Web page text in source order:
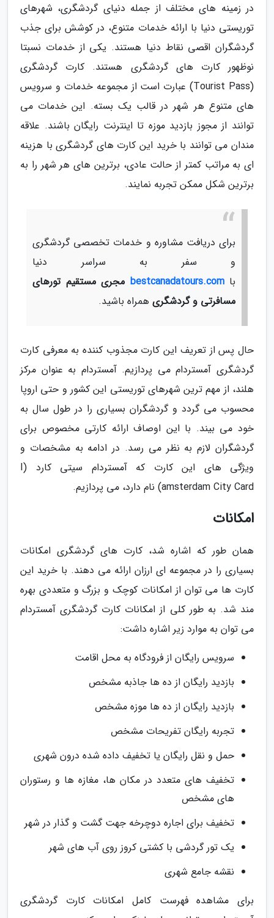
در زمینه های مختلف از جمله دنیای گردشگری، شهرهای
توریستی دنیا با ارائه خدمات متنوع، در کوشش برای جذب
گردشگران اقصی نقاط دنیا هستند. یکی از خدمات نسبتا
نوظهور کارت های گردشگری هستند. کارت گردشگری
(Tourist Pass) عبارت است از مجموعه خدمات و سرویس
های متنوع هر شهر در قالب یک بسته. این خدمات می
توانند از مجوز بازدید موزه تا اینترنت رایگان باشند. علاقه
مندان می توانند با خرید این کارت های گردشگری با هزینه
ای به مراتب کمتر از حالت عادی، برترین های هر شهر را به
برترین شکل ممکن تجربه نمایند.
برای دریافت مشاوره و خدمات تخصصی گردشگری
و سفر به سراسر دنیا
باbestcanadatours.com مجری مستقیم تورهای
مسافرتی و گردشگری همراه باشید.
حال پس از تعریف این کارت مجذوب کننده به معرفی کارت
گردشگری آمستردام می پردازیم. آمستردام به عنوان مرکز
هلند، از مهم ترین شهرهای توریستی این کشور و حتی اروپا
محسوب می گردد و گردشگران بسیاری را در طول سال به
خود می بیند. با این اوصاف ارائه کارتی مخصوص برای
گردشگران لازم به نظر می رسد. در ادامه به مشخصات و
ویژگی های این کارت که آمستردام سیتی کارد (I
amsterdam City Card) نام دارد، می پردازیم.
امکانات
همان طور که اشاره شد، کارت های گردشگری امکانات
بسیاری را در مجموعه ای ارزان ارائه می دهند. با خرید این
کارت ها می توان از امکانات کوچک و بزرگ و متعددی بهره
مند شد. به طور کلی از امکانات کارت گردشگری آمستردام
می توان به موارد زیر اشاره داشت:
سرویس رایگان از فرودگاه به محل اقامت
بازدید رایگان از ده ها جاذبه مشخص
بازدید رایگان از ده ها موزه مشخص
تجربه رایگان تفریحات مشخص
حمل و نقل رایگان یا تخفیف داده شده درون شهری
تخفیف های متعدد در مکان ها، مغازه ها و رستوران
های مشخص
تخفیف برای اجاره دوچرخه جهت گشت و گذار در شهر
یک تور گردشی با کشتی کروز روی آب های شهر
نقشه جامع شهری
برای مشاهده فهرست کامل امکانات کارت گردشگری